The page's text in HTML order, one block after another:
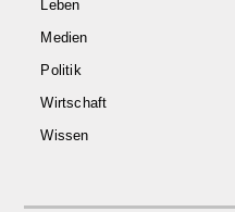
Leben
Medien
Politik
Wirtschaft
Wissen